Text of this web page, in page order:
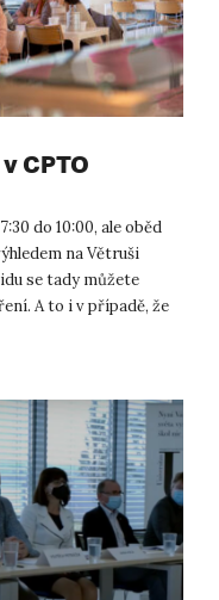
CPTO
do 10:00, ale oběd
na Větruši
se tady můžete
A to i v případě, že